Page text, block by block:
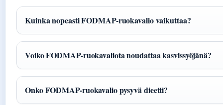
Kuinka nopeasti FODMAP-ruokavalio vaikuttaa?
Voiko FODMAP-ruokavaliota noudattaa kasvissyöjänä?
Onko FODMAP-ruokavalio pysyvä dieetti?